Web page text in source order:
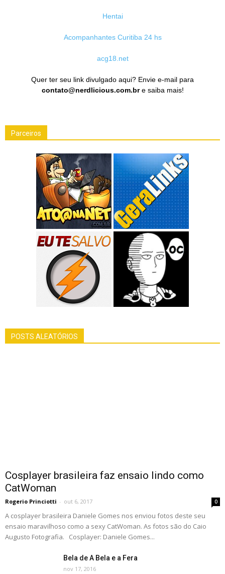
Hentai
Acompanhantes Curitiba 24 hs
acg18.net
Quer ter seu link divulgado aqui? Envie e-mail para
contato@nerdlicious.com.bre saiba mais!
Parceiros
POSTS ALEATÓRIOS
Cosplayer brasileira faz ensaio lindo como
CatWoman
Rogerio Princiotti - out 6, 2017 0
A cosplayer brasileira Daniele Gomes nos enviou fotos deste seu
ensaio maravilhoso como a sexy CatWoman. As fotos são do Caio
Augusto Fotografia. Cosplayer: Daniele Gomes...
Bela de A Bela e a Fera
nov 17, 2016